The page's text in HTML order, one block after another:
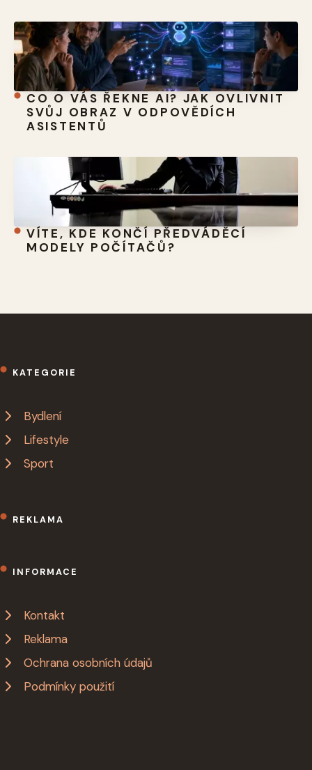
CO O VÁS ŘEKNE AI? JAK OVLIVNIT
SVŮJ OBRAZ V ODPOVĚDÍCH
ASISTENTŮ
VÍTE, KDE KONČÍ PŘEDVÁDĚCÍ
MODELY POČÍTAČŮ?
KATEGORIE
Bydlení
Lifestyle
Sport
REKLAMA
INFORMACE
Kontakt
Reklama
Ochrana osobních údajů
Podmínky použití